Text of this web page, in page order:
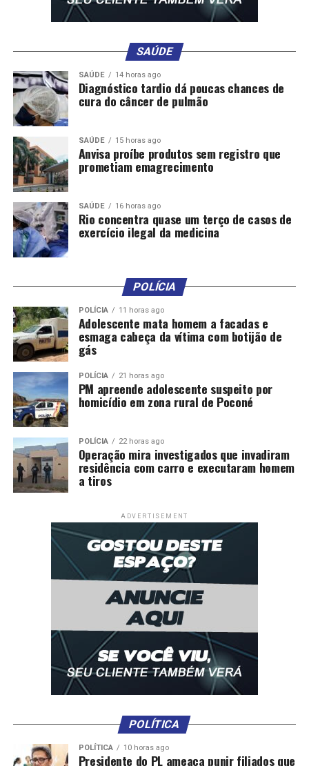
SAÚDE
SAÚDE 14 horas ago
Diagnóstico tardio dá poucas chances de
cura do câncer de pulmão
SAÚDE 15 horas ago
Anvisa proíbe produtos sem registro que
prometiam emagrecimento
SAÚDE 16 horas ago
Rio concentra quase um terço de casos de
exercício ilegal da medicina
POLÍCIA
POLÍCIA 11 horas ago
Adolescente mata homem a facadas e
esmaga cabeça da vítima com botijão de
gás
POLÍCIA 21 horas ago
PM apreende adolescente suspeito por
homicídio em zona rural de Poconé
POLÍCIA 22 horas ago
Operação mira investigados que invadiram
residência com carro e executaram homem
a tiros
ADVERTISEMENT
POLÍTICA
POLÍTICA 10 horas ago
Presidente do PL ameaça punir filiados que